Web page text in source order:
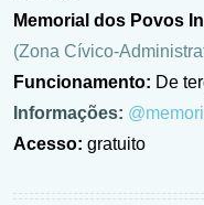
Memorial dos Povos
(Zona Cívico-
Funcionamento: De
Informações:
Acesso: gratuito